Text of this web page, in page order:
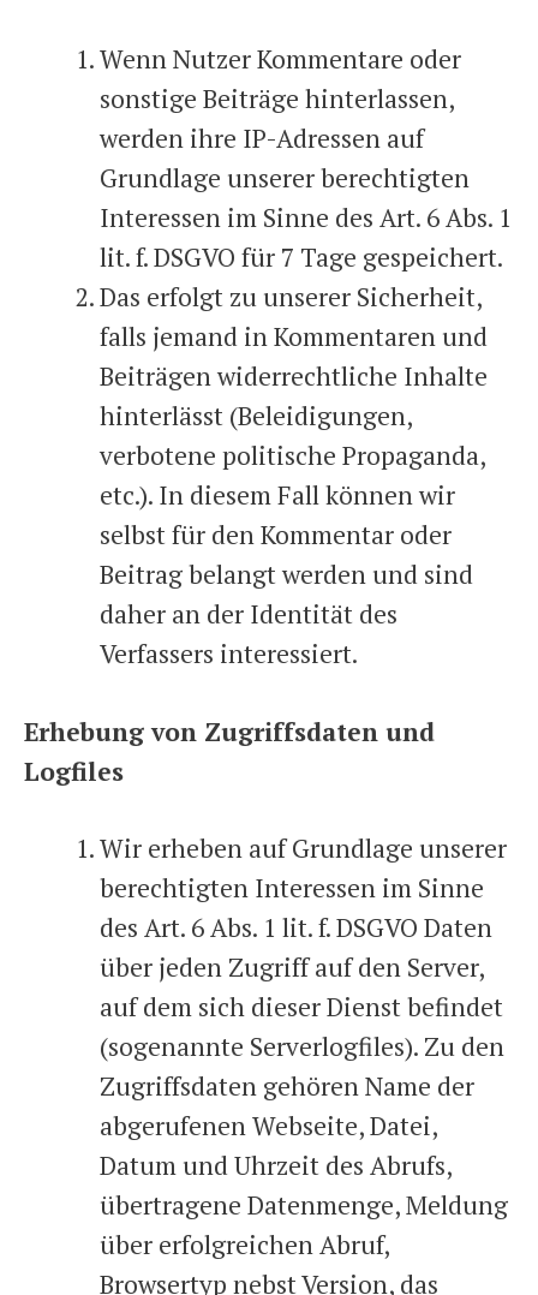
Wenn Nutzer Kommentare oder
sonstige Beiträge hinterlassen,
werden ihre IP-Adressen auf
Grundlage unserer berechtigten
Interessen im Sinne des Art. 6 Abs. 1
lit. f. DSGVO für 7 Tage gespeichert.
Das erfolgt zu unserer Sicherheit,
falls jemand in Kommentaren und
Beiträgen widerrechtliche Inhalte
hinterlässt (Beleidigungen,
verbotene politische Propaganda,
etc.). In diesem Fall können wir
selbst für den Kommentar oder
Beitrag belangt werden und sind
daher an der Identität des
Verfassers interessiert.
Erhebung von Zugriffsdaten und
Logfiles
Wir erheben auf Grundlage unserer
berechtigten Interessen im Sinne
des Art. 6 Abs. 1 lit. f. DSGVO Daten
über jeden Zugriff auf den Server,
auf dem sich dieser Dienst befindet
(sogenannte Serverlogfiles). Zu den
Zugriffsdaten gehören Name der
abgerufenen Webseite, Datei,
Datum und Uhrzeit des Abrufs,
übertragene Datenmenge, Meldung
über erfolgreichen Abruf,
Browsertyp nebst Version, das